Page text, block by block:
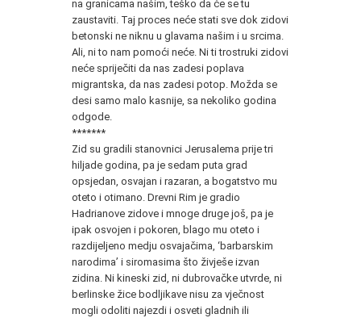
na granicama našim, teško da će se tu
zaustaviti. Taj proces neće stati sve dok zidovi
betonski ne niknu u glavama našim i u srcima.
Ali, ni to nam pomoći neće. Ni ti trostruki zidovi
neće spriječiti da nas zadesi poplava
migrantska, da nas zadesi potop. Možda se
desi samo malo kasnije, sa nekoliko godina
odgode.
*******
Zid su gradili stanovnici Jerusalema prije tri
hiljade godina, pa je sedam puta grad
opsjedan, osvajan i razaran, a bogatstvo mu
oteto i otimano. Drevni Rim je gradio
Hadrianove zidove i mnoge druge još, pa je
ipak osvojen i pokoren, blago mu oteto i
razdijeljeno medju osvajačima, ‘barbarskim
narodima’ i siromasima što živješe izvan
zidina. Ni kineski zid, ni dubrovačke utvrde, ni
berlinske žice bodljikave nisu za vječnost
mogli odoliti najezdi i osveti gladnih ili